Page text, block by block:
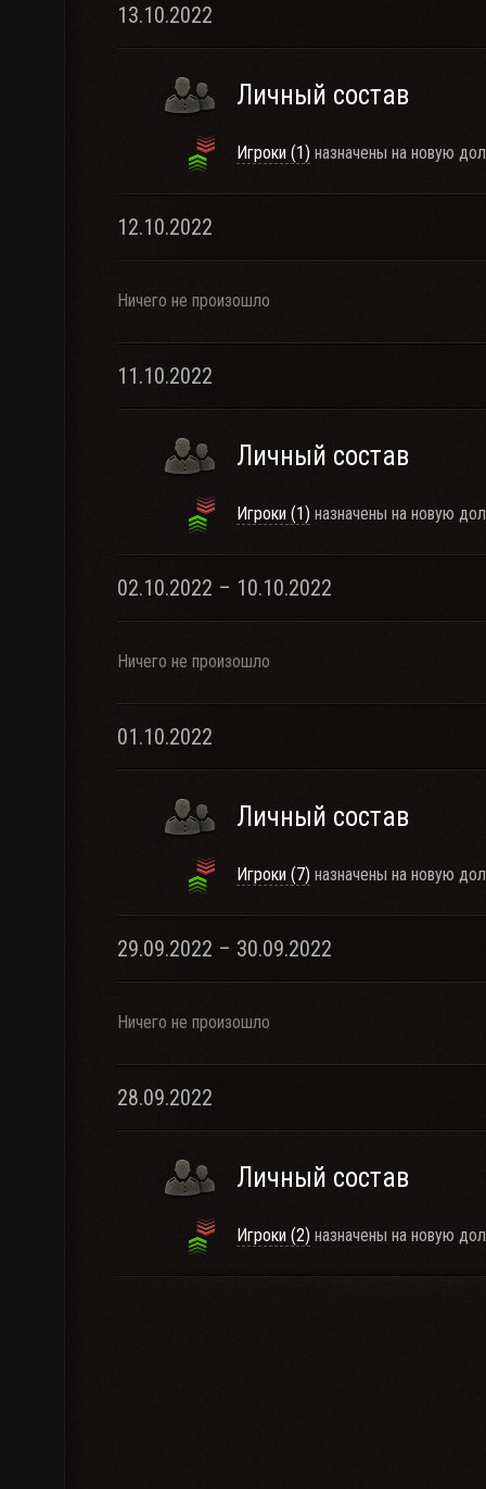
13.10.2022
Личный состав
Игроки (1) назначены на новую
12.10.2022
Ничего не произошло
11.10.2022
Личный состав
Игроки (1) назначены на новую
02.10.2022 – 10.10.2022
Ничего не произошло
01.10.2022
Личный состав
Игроки (7) назначены на новую
29.09.2022 – 30.09.2022
Ничего не произошло
28.09.2022
Личный состав
Игроки (2) назначены на новую